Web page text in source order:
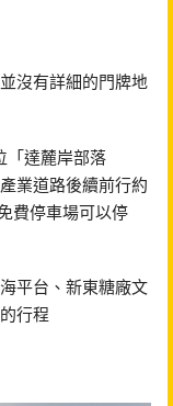
沒有詳細的門牌地
「達麓岸部落
業道路後續前行約
費停車場可以停
平台、新東糖廠文
行程